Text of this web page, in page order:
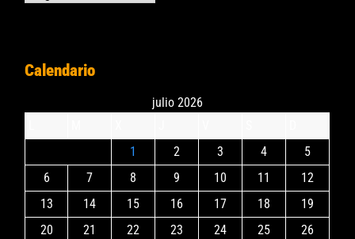
Calendario
julio 2026
1
2 3 4
5
6
7 8 9 10 11
12
13
14 15 16 17 18
19
20
21 22 23 24 25
26